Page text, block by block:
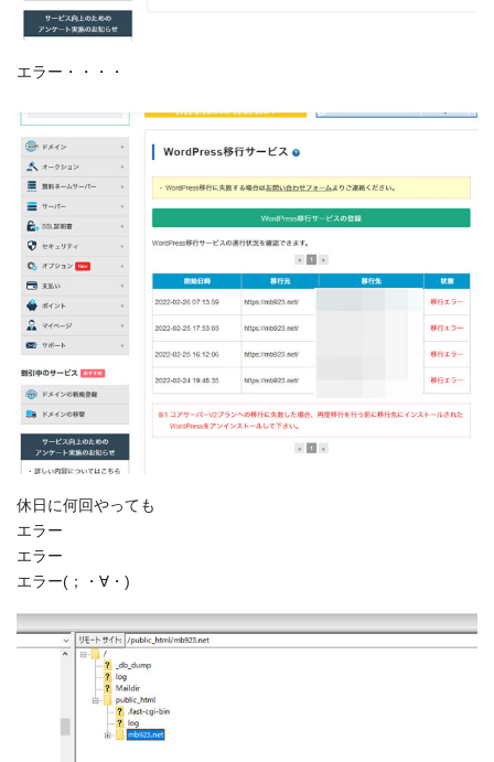
エラー・・・・
休日に何回やっても
エラー
エラー
エラー(；・∀・)